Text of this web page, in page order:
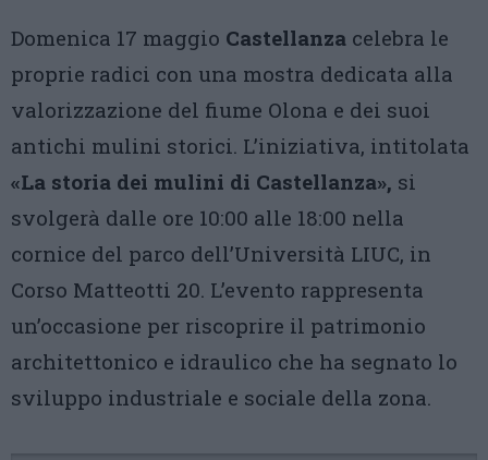
Domenica 17 maggio Castellanza celebra le
proprie radici con una mostra dedicata alla
valorizzazione del fiume Olona e dei suoi
antichi mulini storici. L’iniziativa, intitolata
«La storia dei mulini di Castellanza», si
svolgerà dalle ore 10:00 alle 18:00 nella
cornice del parco dell’Università LIUC, in
Corso Matteotti 20. L’evento rappresenta
un’occasione per riscoprire il patrimonio
architettonico e idraulico che ha segnato lo
sviluppo industriale e sociale della zona.